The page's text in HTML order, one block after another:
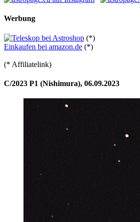
Werbung
(*)
Einkaufen bei amazon.de (*)
(* Affiliatelink)
C/2023 P1 (Nishimura), 06.09.2023